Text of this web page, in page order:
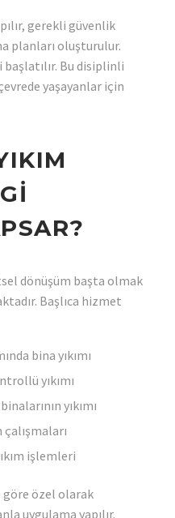
gerekli güvenlik
planları oluşturulur.
başlatılır. Bu disiplinli
yaşayanlar için
dönüşüm başta olmak
Başlıca hizmet
bina yıkımı
yıkımı
yıkımı
işlemleri
göre özel olarak
uygulama yapılır.